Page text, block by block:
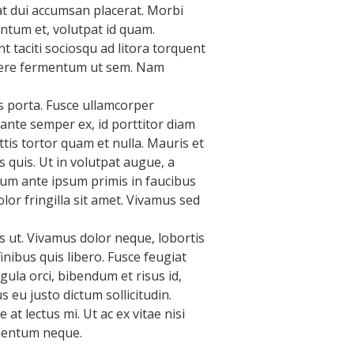
dui accumsan placerat. Morbi
et, volutpat id quam.
taciti sociosqu ad litora torquent
fermentum ut sem. Nam
porta. Fusce ullamcorper
semper ex, id porttitor diam
tortor quam et nulla. Mauris et
quis. Ut in volutpat augue, a
ante ipsum primis in faucibus
fringilla sit amet. Vivamus sed
ut. Vivamus dolor neque, lobortis
quis libero. Fusce feugiat
orci, bibendum et risus id,
eu justo dictum sollicitudin.
lectus mi. Ut ac ex vitae nisi
neque.